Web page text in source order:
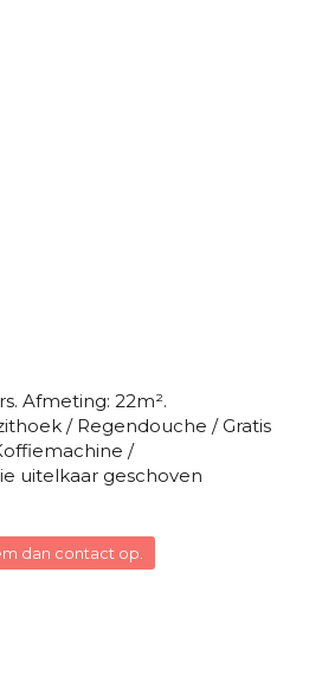
Deck 6
Afmeting: 22m².
/ Regendouche / Gratis
/
uitelkaar geschoven
dan contact op.